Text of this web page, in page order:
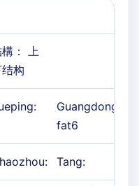
： 上
构
Guangdong:
fat6
Tang: